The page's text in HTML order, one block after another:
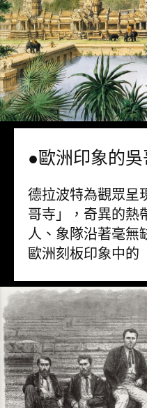
●歐洲印象的吳
德拉波特為觀眾呈
哥寺」，奇異的熱
人、象隊沿著毫無
歐洲刻板印象中的